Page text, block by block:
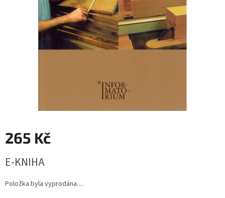
265 Kč
cena:
E-KNIHA
Položka byla vyprodána…